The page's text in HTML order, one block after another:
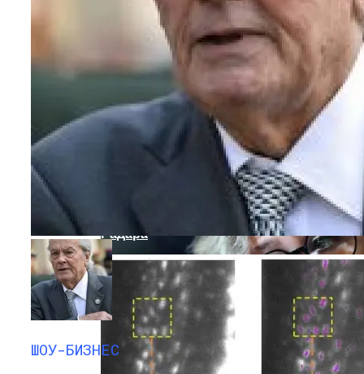
Кто Из Знаменитостей Умер В 2023 Году:
Юдашкин, Колесников, Чурикова,
Зайцев И Другие – От Чего Скончались
Инженеры Разработали Хак,
Вызывающий Сбой Автомобильного
Радара
ШОУ-БИЗНЕС